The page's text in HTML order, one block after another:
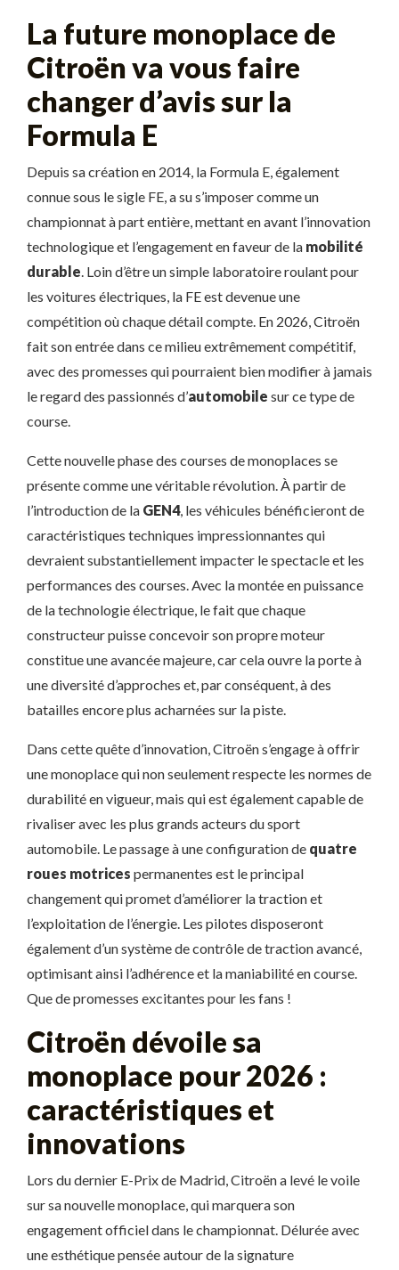
La future monoplace de
Citroën va vous faire
changer d’avis sur la
Formula E
Depuis sa création en 2014, la Formula E, également
connue sous le sigle FE, a su s’imposer comme un
championnat à part entière, mettant en avant l’innovation
technologique et l’engagement en faveur de la mobilité
durable. Loin d’être un simple laboratoire roulant pour
les voitures électriques, la FE est devenue une
compétition où chaque détail compte. En 2026, Citroën
fait son entrée dans ce milieu extrêmement compétitif,
avec des promesses qui pourraient bien modifier à jamais
le regard des passionnés d’automobile sur ce type de
course.
Cette nouvelle phase des courses de monoplaces se
présente comme une véritable révolution. À partir de
l’introduction de la GEN4, les véhicules bénéficieront de
caractéristiques techniques impressionnantes qui
devraient substantiellement impacter le spectacle et les
performances des courses. Avec la montée en puissance
de la technologie électrique, le fait que chaque
constructeur puisse concevoir son propre moteur
constitue une avancée majeure, car cela ouvre la porte à
une diversité d’approches et, par conséquent, à des
batailles encore plus acharnées sur la piste.
Dans cette quête d’innovation, Citroën s’engage à offrir
une monoplace qui non seulement respecte les normes de
durabilité en vigueur, mais qui est également capable de
rivaliser avec les plus grands acteurs du sport
automobile. Le passage à une configuration de quatre
roues motrices permanentes est le principal
changement qui promet d’améliorer la traction et
l’exploitation de l’énergie. Les pilotes disposeront
également d’un système de contrôle de traction avancé,
optimisant ainsi l’adhérence et la maniabilité en course.
Que de promesses excitantes pour les fans !
Citroën dévoile sa
monoplace pour 2026 :
caractéristiques et
innovations
Lors du dernier E-Prix de Madrid, Citroën a levé le voile
sur sa nouvelle monoplace, qui marquera son
engagement officiel dans le championnat. Délurée avec
une esthétique pensée autour de la signature